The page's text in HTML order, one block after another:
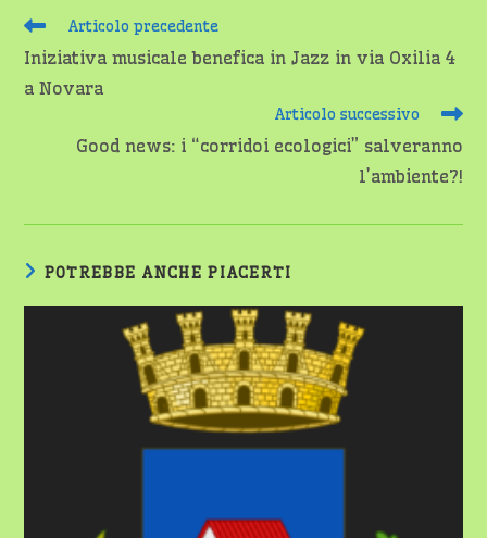
Leggi
articoli
Articolo precedente
Iniziativa musicale benefica in Jazz in via Oxilia 4
a Novara
Articolo successivo
Good news: i “corridoi ecologici” salveranno
l’ambiente?!
POTREBBE ANCHE PIACERTI